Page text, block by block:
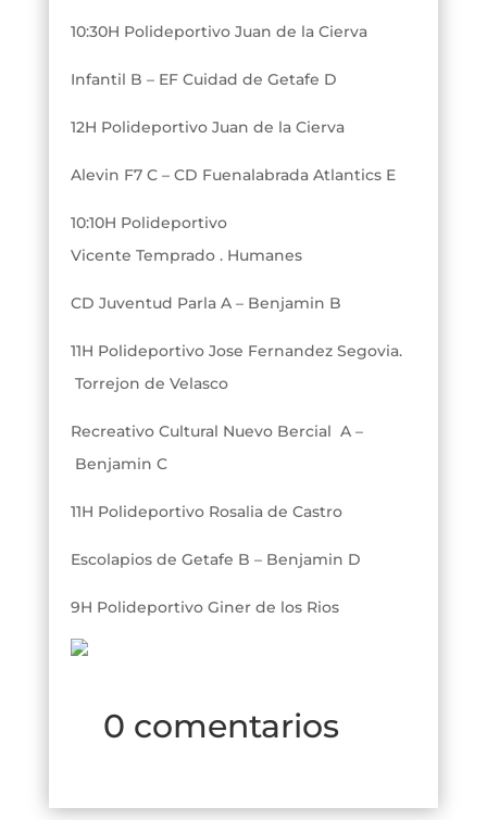
10:30H Polideportivo Juan de la Cierva
Infantil B – EF Cuidad de Getafe D
12H Polideportivo Juan de la Cierva
Alevin F7 C – CD Fuenalabrada Atlantics E
10:10H Polideportivo
Vicente Temprado . Humanes
CD Juventud Parla A – Benjamin B
11H Polideportivo Jose Fernandez Segovia.
Torrejon de Velasco
Recreativo Cultural Nuevo Bercial A –
Benjamin C
11H Polideportivo Rosalia de Castro
Escolapios de Getafe B – Benjamin D
9H Polideportivo Giner de los Rios
0 comentarios